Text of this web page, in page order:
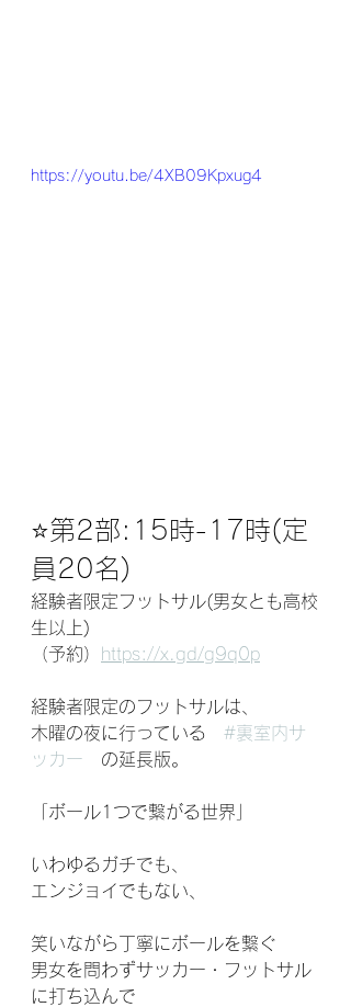
https://youtu.be/4XB09Kpxug4
⭐️第2部:15時-17時(定
員20名)
経験者限定フットサル(男女とも高校
生以上)
（予約）
https://x.gd/g9q0p
経験者限定のフットサルは、
木曜の夜に行っている #裏室内サ
ッカー の延長版。
「ボール1つで繋がる世界」
いわゆるガチでも、
エンジョイでもない、
笑いながら丁寧にボールを繋ぐ
男女を問わずサッカー・フットサル
に打ち込んで